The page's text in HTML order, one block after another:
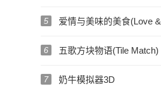
5
爱情与美味的美食(Love &
6 五歌方块物语(Tile Match)
7 奶牛模拟器3D